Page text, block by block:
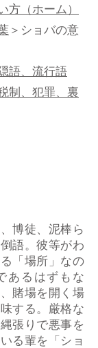
方（ホーム）
＞ショバの意
語、流行語
制、犯罪、裏
博徒、泥棒ら
語。彼等がわ
「場所」なの
あるはずもな
賭場を開く場
する。厳格な
張りで悪事を
る輩を「ショ